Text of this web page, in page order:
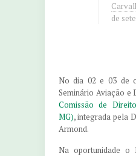
de
No dia 02 e 03 de
Seminário Aviação e
Comissão de
MG), integrada pela
Armond.
Na oportunidade o